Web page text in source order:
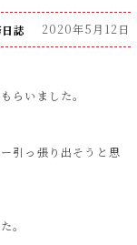
誌 2020年5月12日
らいました。
引っ張り出そうと思
。